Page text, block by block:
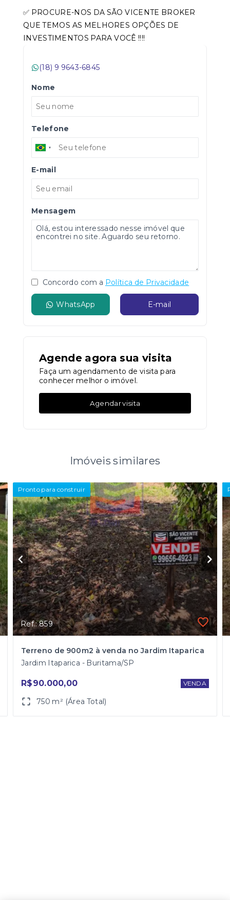
✅ PROCURE-NOS DA SÃO VICENTE BROKER
QUE TEMOS AS MELHORES OPÇÕES DE
INVESTIMENTOS PARA VOCÊ !!!!
(18) 9 9643-6845
Nome
Telefone
E-mail
Mensagem
Concordo com a Política de Privacidade
WhatsApp E-mail
Agende agora sua visita
Faça um agendamento de visita para
conhecer melhor o imóvel.
Agendar visita
Imóveis similares
Pronto para construir
Ref.: 859
Terreno de 900m2 à venda no Jardim Itaparica
Jardim Itaparica - Buritama/SP
R$90.000,00 VENDA
750 m² (Área Total)